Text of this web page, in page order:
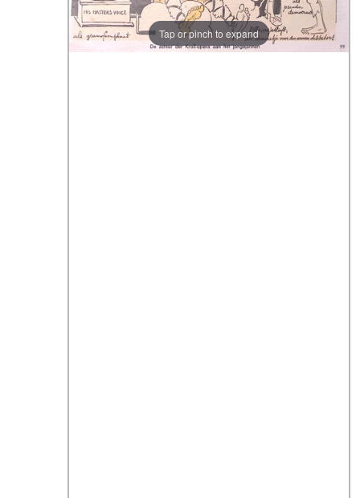
Tap or pinch to expand